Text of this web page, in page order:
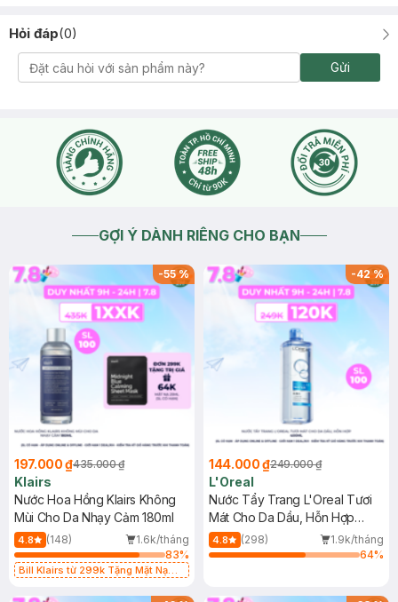
Hỏi đáp(0)
Gửi
GỢI Ý DÀNH RIÊNG CHO BẠN
-55%
197.000 ₫435.000 ₫
Klairs
Nước Hoa Hồng Klairs Không
Mùi Cho Da Nhạy Cảm 180ml
4.8 (148)
1.6k/tháng
83%
Bill Klairs từ 299k Tặng Mặt Nạ
25ml (SL Có Hạn)
-42%
144.000 ₫249.000 ₫
L'Oreal
Nước Tẩy Trang L'Oreal Tươi
Mát Cho Da Dầu, Hỗn Hợp
400ml
4.8 (298)
1.9k/tháng
64%